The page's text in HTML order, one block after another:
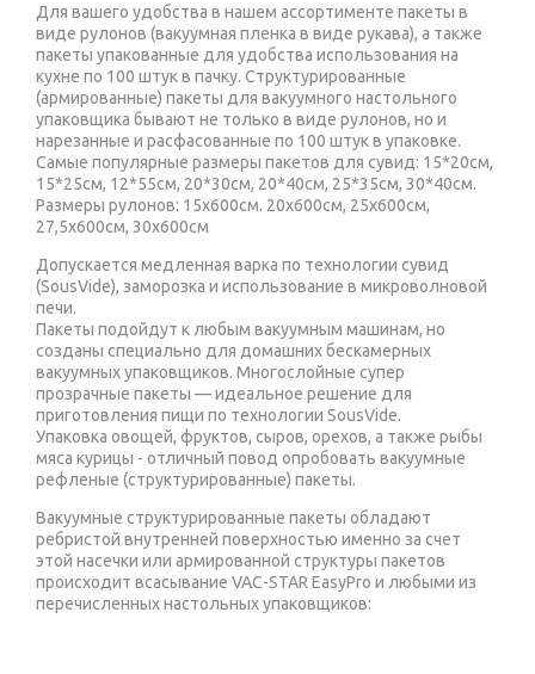
Для вашего удобства в нашем ассортименте пакеты в
виде рулонов (вакуумная пленка в виде рукава), а также
пакеты упакованные для удобства использования на
кухне по 100 штук в пачку. Структурированные
(армированные) пакеты для вакуумного настольного
упаковщика бывают не только в виде рулонов, но и
нарезанные и расфасованные по 100 штук в упаковке.
Самые популярные размеры пакетов для сувид: 15*20см,
15*25см, 12*55см, 20*30см, 20*40см, 25*35см, 30*40см.
Размеры рулонов: 15x600cм. 20х600см, 25х600см,
27,5х600см, 30х600см
Допускается медленная варка по технологии сувид
(SousVide), заморозка и использование в микроволновой
печи.
Пакеты подойдут к любым вакуумным машинам, но
созданы специально для домашних бескамерных
вакуумных упаковщиков. Многослойные супер
прозрачные пакеты — идеальное решение для
приготовления пищи по технологии SousVide.
Упаковка овощей, фруктов, сыров, орехов, а также рыбы
мяса курицы - отличный повод опробовать вакуумные
рефленые (структурированные) пакеты.
Вакуумные структурированные пакеты обладают
ребристой внутренней поверхностью именно за счет
этой насечки или армированной структуры пакетов
происходит всасывание VAC-STAR EasyPro и любыми из
перечисленных настольных упаковщиков: